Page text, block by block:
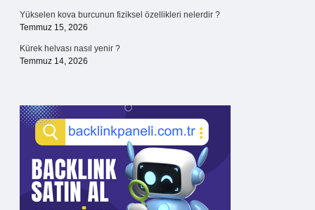
Yükselen kova burcunun fiziksel özellikleri nelerdir ?
Temmuz 15, 2026
Kürek helvası nasıl yenir ?
Temmuz 14, 2026